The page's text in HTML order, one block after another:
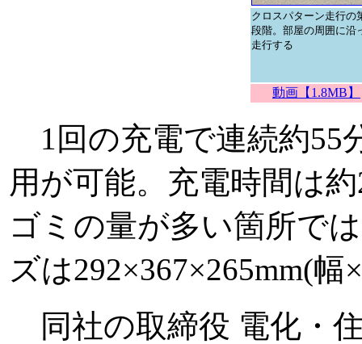
クロスパターン走行の
段階。部屋の周囲に沿
走行する
動画【1.8MB】
1回の充電で連続約55
用が可能。充電時間は
ゴミの量が多い箇所で
ズは292×367×265mm(
同社の取締役 電化・